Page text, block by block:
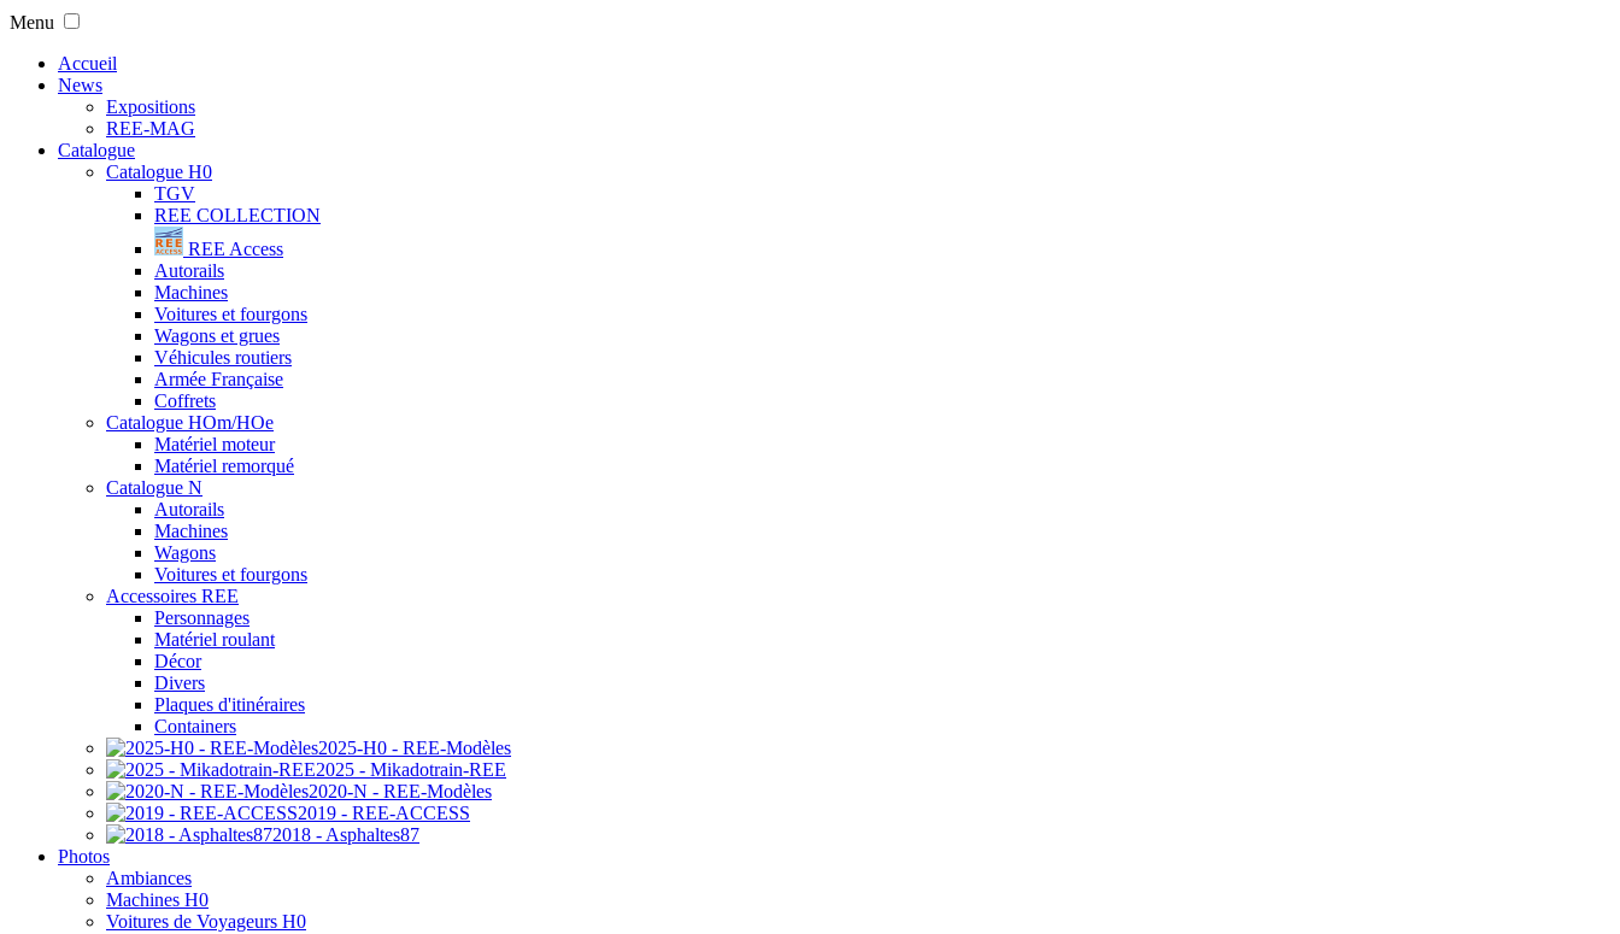
Menu
Accueil
News
Expositions
REE-MAG
Catalogue
Catalogue H0
TGV
REE COLLECTION
REE Access
Autorails
Machines
Voitures et fourgons
Wagons et grues
Véhicules routiers
Armée Française
Coffrets
Catalogue HOm/HOe
Matériel moteur
Matériel remorqué
Catalogue N
Autorails
Machines
Wagons
Voitures et fourgons
Accessoires REE
Personnages
Matériel roulant
Décor
Divers
Plaques d'itinéraires
Containers
2025-H0 - REE-Modèles
2025 - Mikadotrain-REE
2020-N - REE-Modèles
2019 - REE-ACCESS
2018 - Asphaltes87
Photos
Ambiances
Machines H0
Voitures de Voyageurs H0